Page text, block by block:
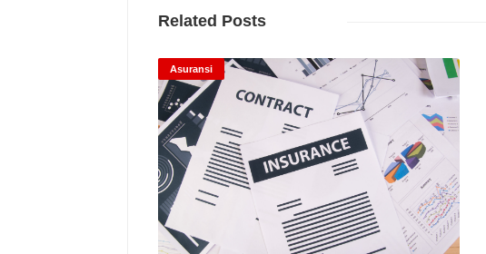
Related Posts
Asuransi